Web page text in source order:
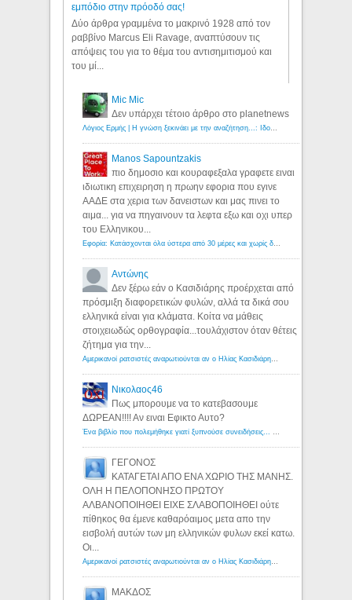
εμπόδιο στην πρόοδό σας!
Δύο άρθρα γραμμένα το μακρινό 1928 από τον
ραββίνο Marcus Eli Ravage, αναπτύσουν τις
απόψεις του για το θέμα του αντισημιτισμού και
του μί...
Mic Mic
Δεν υπάρχει τέτοιο άρθρο στο planetnews
Λόγιος Ερμής | Η γνώση ξεκινάει με την αναζήτηση...: Ιδού οι 18 που χρωστούν 11 δις ευρώ!
Manos Sapountzakis
πιο δημοσιο και κουραφεξαλα γραφετε ειναι
ιδιωτικη επιχειρηση η πρωην εφορια που εγινε
ΑΑΔΕ στα χερια των δανειστων και μας πινει το
αιμα... για να πηγαινουν τα λεφτα εξω και οχι υπερ
του Ελληνικου...
Εφορία: Κατάσχονται όλα ύστερα από 30 μέρες και χωρίς δικαστικές αποφάσεις - Λόγιος Ερμής
Αντώνης
Δεν ξέρω εάν ο Κασιδιάρης προέρχεται από
πρόσμιξη διαφορετικών φυλών, αλλά τα δικά σου
ελληνικά είναι για κλάματα. Κοίτα να μάθεις
στοιχειωδώς ορθογραφία...τουλάχιστον όταν θέτεις
ζήτημα για την...
Αμερικανοί ρατσιστές αναρωτιούνται αν ο Ηλίας Κασιδιάρης ανήκει στη λευκή φυλή... - Λόγιος Ερμής
Νικολαος46
Πως μπορουμε να το κατεβασουμε
ΔΩΡΕΑΝ!!!! Αν ειναι Εφικτο Αυτο?
Ένα βιβλίο που πολεμήθηκε γιατί ξυπνούσε συνειδήσεις... - Λόγιος Ερμής | Η γνώση ξεκινάει με την αναζήτηση...
ΓΕΓΟΝΟΣ
ΚΑΤΑΓΕΤΑΙ ΑΠΟ ΕΝΑ ΧΩΡΙΟ ΤΗΣ ΜΑΝΗΣ.
ΟΛΗ Η ΠΕΛΟΠΟΝΗΣΟ ΠΡΩΤΟΥ
ΑΛΒΑΝΟΠΟΙΗΘΕΙ ΕΙΧΕ ΣΛΑΒΟΠΟΙΗΘΕΙ ούτε
πίθηκος θα έμενε καθαρόαιμος μετα απο την
εισβολή αυτών των μη ελληνικών φυλων εκεί κατω.
Οι...
Αμερικανοί ρατσιστές αναρωτιούνται αν ο Ηλίας Κασιδιάρης ανήκει στη λευκή φυλή... - Λόγιος Ερμής
ΜΑΚΔΟΣ